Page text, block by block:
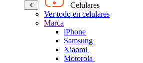
Celulares
Ver todo en celulares
Marca
iPhone
Samsung
Xiaomi
Motorola